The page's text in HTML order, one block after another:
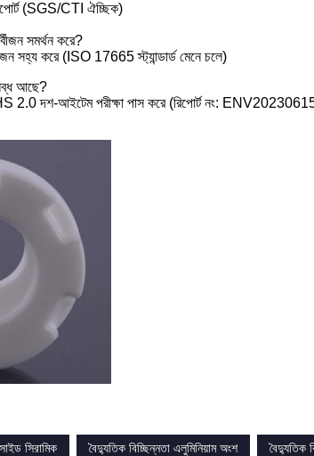
(SGS/CTI ঐচ্ছিক)
সমর্থন করে?
করে (ISO 17665 স্ট্যান্ডার্ড মেনে চলে)
আছে?
2.0 দশ-আইটেম পরীক্ষা পাস করে (রিপোর্ট নং:
সিরামিক
বৈদ্যুতিক বিচ্ছিন্নতা এলুমিনিয়াম অংশ বৈদ্যুতিক